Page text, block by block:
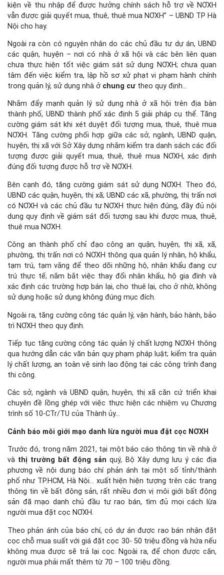
kiện về thu nhập để được hưởng chính sách hỗ trợ về NƠXH
vẫn được giải quyết mua, thuê, thuê mua NƠXH” – UBND TP Hà
Nội cho hay.
Ngoài ra còn có nguyên nhân do các chủ đầu tư dự án, UBND
các quận, huyện – nơi có nhà ở xã hội và các bên liên quan
chưa thực hiện tốt việc giám sát sử dụng NƠXH; chưa quan
tâm đến việc kiểm tra, lập hồ sơ xử phạt vi phạm hành chính
trong quản lý, sử dụng nhà ở chung cư theo quy định…
Nhằm đẩy mạnh quản lý sử dụng nhà ở xã hội trên địa bàn
thành phố, UBND thành phố xác định 5 giải pháp cụ thể. Tăng
cường giám sát khi xét duyệt đối tượng mua, thuê, thuê mua
NƠXH. Tăng cường phối hợp giữa các sở, ngành, UBND quận,
huyện, thị xã với Sở Xây dựng nhằm kiểm tra danh sách các đối
tượng được giải quyết mua, thuê, thuê mua NƠXH, xác định
đúng đối tượng được hỗ trợ về NƠXH.
Bên cạnh đó, tăng cường giám sát sử dụng NƠXH. Theo đó,
UBND các quận, huyện, thị xã; UBND các xã, phường, thị trấn nơi
có NƠXH và các chủ đầu tư NƠXH thực hiện đúng, đầy đủ nội
dung quy định về giám sát đối tượng sau khi được mua, thuê,
thuê mua NƠXH.
Công an thành phố chỉ đạo công an quận, huyện, thị xã, xã,
phường, thị trấn nơi có NƠXH thông qua quản lý nhân, hộ khẩu,
tạm trú, tạm vắng để theo dõi những hộ, nhân khẩu đang cư
trú thực tế; nắm bắt việc thay đổi nhân khẩu, hộ gia đình và
xác định các trường hợp bán lại, cho thuê lại, cho ở nhờ, không
sử dụng hoặc sử dụng không đúng mục đích.
Ngoài ra, tăng cường công tác quản lý, vận hành, bảo hành, bảo
trì NƠXH theo quy định.
Tiếp tục tăng cường công tác quản lý chất lượng NƠXH thông
qua hướng dẫn các văn bản quy phạm pháp luật; kiểm tra quản
lý chất lượng, an toàn vệ sinh lao động tại các công trình đang
thi công.
Các sở, ngành và UBND quận, huyện, thị xã căn cứ triển khai
chuyên đề lồng ghép với việc thực hiện các nhiệm vụ Chương
trình số 10-CTr/TU của Thành ủy…
Cảnh báo môi giới mạo danh lừa người mua đặt cọc NƠXH
Trước đó, trong năm 2021, tại một báo cáo thông tin về nhà ở
và thị trường bất động sản quý, Bộ Xây dựng lưu ý các địa
phương về nội dung báo chí phản ánh tại một số tỉnh/thành
phố như TP.HCM, Hà Nội… xuất hiện hiện tượng trên các trang
thông tin về bất động sản, rất nhiều đơn vị môi giới bất động
sản đã mạo danh chủ đầu tư rao bán, tìm đủ mọi cách lừa
người mua đặt cọc NƠXH.
Theo phản ánh của báo chí, có dự án được rao bán nhận đặt
cọc chỗ mua suất với giá đặt cọc 30- 50 triệu đồng và hứa nếu
không mua được sẽ trả lại cọc. Ngoài ra, để chọn được căn,
người mua phải mất thêm từ 70 – 100 triệu đồng.